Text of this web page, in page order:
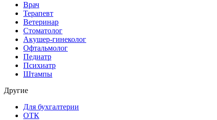
Врач
Терапевт
Ветеринар
Стоматолог
Акушер-гинеколог
Офтальмолог
Педиатр
Психиатр
Штампы
Другие
Для бухгалтерии
ОТК